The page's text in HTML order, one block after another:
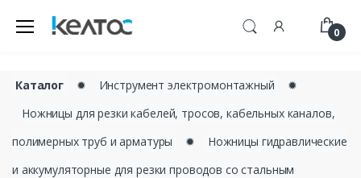
0
Каталог ✹ Инструмент электромонтажный
✹
Ножницы для резки кабелей, тросов, кабельных каналов,
полимерных труб и арматуры
✹
Ножницы гидравлические
и аккумуляторные для резки проводов со стальным